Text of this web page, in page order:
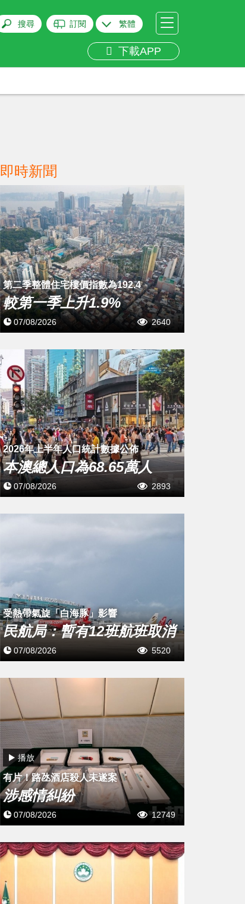
搜尋 訂閱 繁體
下載APP
即時新聞
第二季整體住宅樓價指數為192.4
較第一季上升1.9%
07/08/2026 2640
2026年上半年人口統計數據公佈
本澳總人口為68.65萬人
07/08/2026 2893
受熱帶氣旋「白海豚」影響
民航局：暫有12班航班取消
07/08/2026 5520
播放
有片！路氹酒店殺人未遂案
涉感情糾紛
07/08/2026 12749